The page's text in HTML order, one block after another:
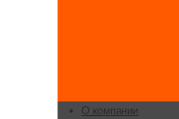
О компании